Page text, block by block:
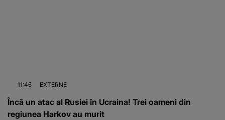
11:45 EXTERNE
Încă un atac al Rusiei în Ucraina! Trei oameni din
regiunea Harkov au murit